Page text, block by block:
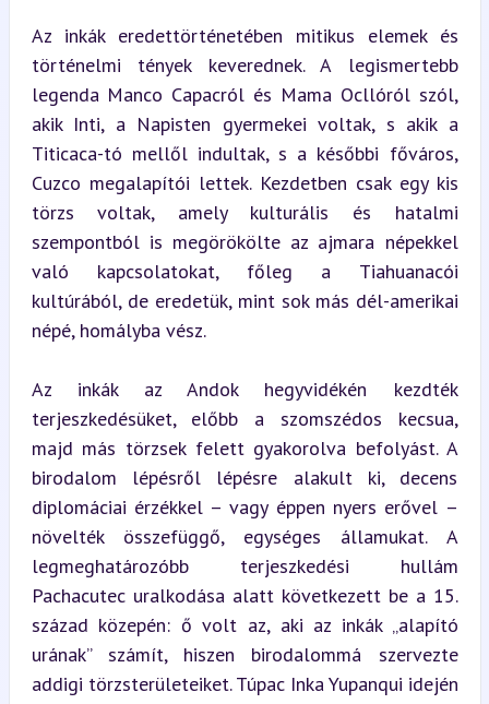
Az inkák eredettörténetében mitikus elemek és
történelmi tények keverednek. A legismertebb
legenda Manco Capacról és Mama Ocllóról szól,
akik Inti, a Napisten gyermekei voltak, s akik a
Titicaca-tó mellől indultak, s a későbbi főváros,
Cuzco megalapítói lettek. Kezdetben csak egy kis
törzs voltak, amely kulturális és hatalmi
szempontból is megörökölte az ajmara népekkel
való kapcsolatokat, főleg a Tiahuanacói
kultúrából, de eredetük, mint sok más dél-amerikai
népé, homályba vész.
Az inkák az Andok hegyvidékén kezdték
terjeszkedésüket, előbb a szomszédos kecsua,
majd más törzsek felett gyakorolva befolyást. A
birodalom lépésről lépésre alakult ki, decens
diplomáciai érzékkel – vagy éppen nyers erővel –
növelték összefüggő, egységes államukat. A
legmeghatározóbb terjeszkedési hullám
Pachacutec uralkodása alatt következett be a 15.
század közepén: ő volt az, aki az inkák „alapító
urának” számít, hiszen birodalommá szervezte
addigi törzsterületeiket. Túpac Inka Yupanqui idején